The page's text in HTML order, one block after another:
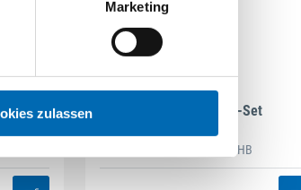
Marketing
zulassen
DAMAZEN
Holzbau Regal-Set
Artikel-Nr. REG.HB